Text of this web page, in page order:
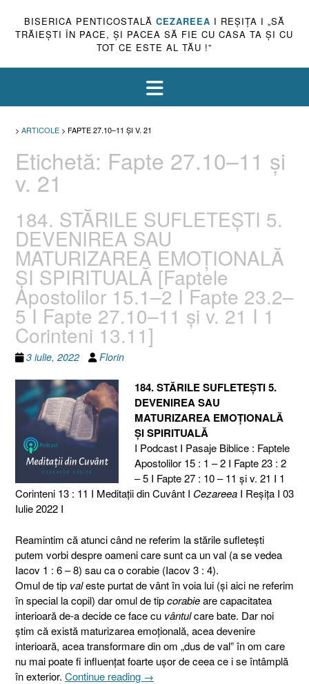
BISERICA PENTICOSTALĂ CEZAREEA I REŞIŢA I „SĂ
TRĂIEŞTI ÎN PACE, ŞI PACEA SĂ FIE CU CASA TA ŞI CU
TOT CE ESTE AL TĂU !”
> ARTICOLE > FAPTE 27.10–11 ȘI V. 21
Etichetă: Fapte 27.10–11 și
v. 21
184. STĂRILE SUFLETEȘTI 5.
DEVENIREA SAU
MATURIZAREA EMOȚIONALĂ
ȘI SPIRITUALĂ [Faptele
Apostolilor 15.1–2 I Fapte 23.2–
5 I Fapte 27.10–11 și v. 21 I 1
Corinteni 13.11]
3 iulie, 2022 Florin
184. STĂRILE SUFLETEȘTI 5.
DEVENIREA SAU
MATURIZAREA EMOȚIONALĂ
ȘI SPIRITUALĂ
I Podcast I Pasaje Biblice : Faptele
Apostolilor 15 : 1 – 2 I Fapte 23 : 2
– 5 I Fapte 27 : 10 – 11 și v. 21 I 1
Corinteni 13 : 11 I Meditaţii din Cuvânt I Cezareea I Reşiţa I 03
Iulie 2022 I
Reamintim că atunci când ne referim la stările sufletești
putem vorbi despre oameni care sunt ca un val (a se vedea
Iacov 1 : 6 – 8) sau ca o corabie (Iacov 3 : 4).
Omul de tip valeste purtat de vânt în voia lui (și aici ne referim
în special la copil) dar omul de tipcorabieare capacitatea
interioară de-a decide ce face cu vântulcare bate. Dar noi
știm că există maturizarea emoțională, acea devenire
interioară, acea transformare din om „dus de val” în om care
nu mai poate fi influențat foarte ușor de ceea ce i se întâmplă
în exterior. Continue reading „184.
→